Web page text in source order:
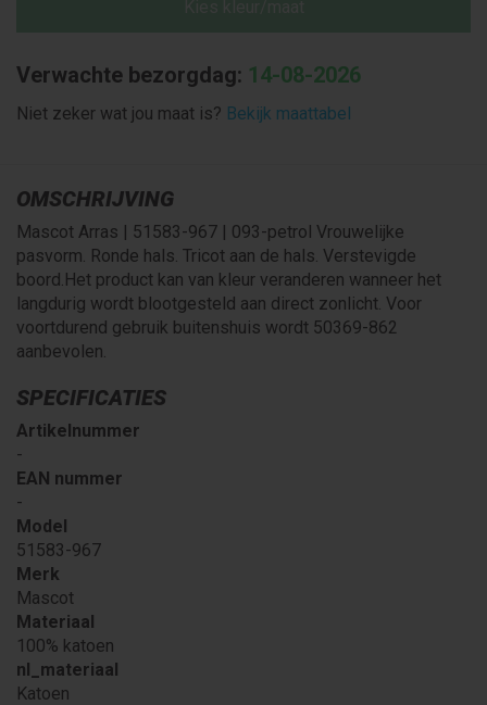
Verwachte bezorgdag: 14-08-2026
Niet zeker wat jou maat is? Bekijk maattabel
OMSCHRIJVING
Mascot Arras | 51583-967 | 093-petrol Vrouwelijke
pasvorm. Ronde hals. Tricot aan de hals. Verstevigde
boord.Het product kan van kleur veranderen wanneer het
langdurig wordt blootgesteld aan direct zonlicht. Voor
voortdurend gebruik buitenshuis wordt 50369-862
aanbevolen.
SPECIFICATIES
Artikelnummer
-
EAN nummer
-
Model
51583-967
Merk
Mascot
Materiaal
100% katoen
nl_materiaal
Katoen